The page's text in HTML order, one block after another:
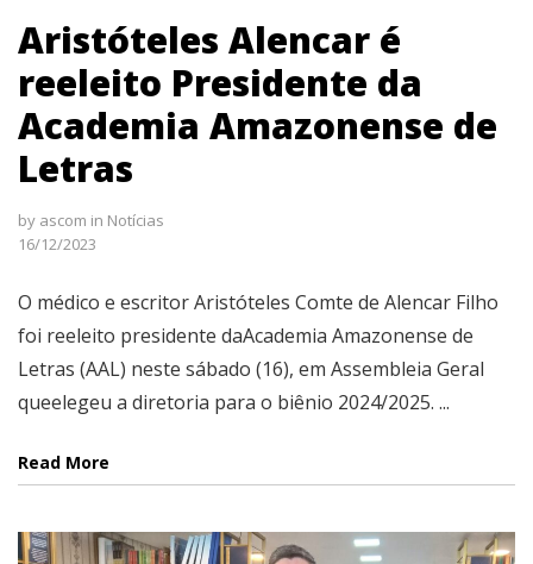
Aristóteles Alencar é
reeleito Presidente da
Academia Amazonense de
Letras
by ascom in Notícias
16/12/2023
O médico e escritor Aristóteles Comte de Alencar Filho
foi reeleito presidente daAcademia Amazonense de
Letras (AAL) neste sábado (16), em Assembleia Geral
queelegeu a diretoria para o biênio 2024/2025. ...
Read More